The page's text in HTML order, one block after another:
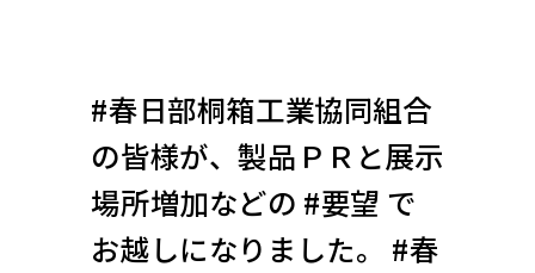
#春日部桐箱工業協同組合
の皆様が、製品ＰＲと展示
場所増加などの #要望 で
お越しになりました。 #春